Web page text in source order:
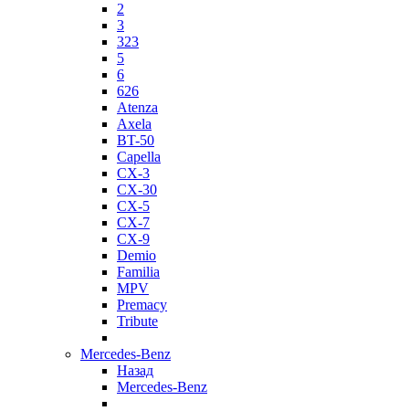
2
3
323
5
6
626
Atenza
Axela
BT-50
Capella
CX-3
CX-30
CX-5
CX-7
CX-9
Demio
Familia
MPV
Premacy
Tribute
Mercedes-Benz
Назад
Mercedes-Benz